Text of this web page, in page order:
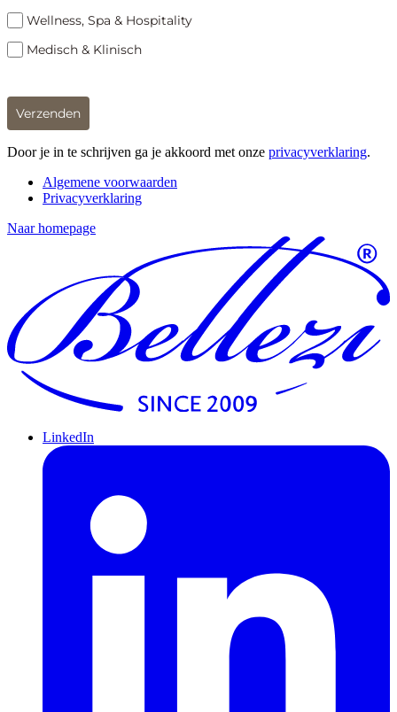
Wellness, Spa & Hospitality
Medisch & Klinisch
Verzenden
Door je in te schrijven ga je akkoord met onze privacyverklaring.
Algemene voorwaarden
Privacyverklaring
Naar homepage
LinkedIn